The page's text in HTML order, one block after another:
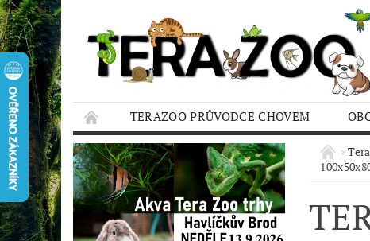
TERAZOO PRŮVODCE CHOVEM
HODNOCENÍ OBCHODU
AQUA TERAZOO